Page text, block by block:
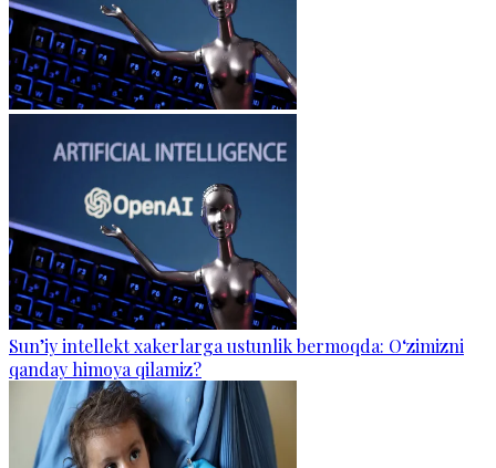
Sun’iy intellekt xakerlarga ustunlik bermoqda: O‘zimizni
qanday himoya qilamiz?